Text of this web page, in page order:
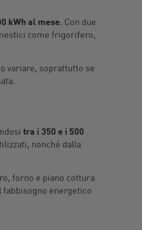
kWh al mese. Con due
come frigorifero,
variare, soprattutto se
tra i 350 e i 500
nonché dalla
forno e piano cottura
fabbisogno energetico